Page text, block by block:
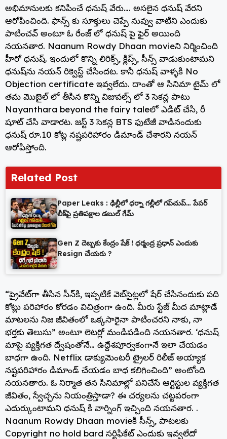
అభిమానులకు కనిపించే ధనుష్ వేరు…. అసలైన ధనుష్ వేరని
ఆరోపించింది. ఫాన్స్ కు సూక్తులు చెప్పే నువ్వు వాటిని ఎందుకు
పాటించవ్ అంటూ ఓ రేంజ్ లో ధనుష్ పై ఫైర్ అయింది
నయనతార. Naanum Rowdy Dhaan movieని నిర్మించింది
హీరో ధనుష్. ఇందులో కొన్ని లిరిక్స్, క్లిప్స్, సీన్స్‌ వాడుకుంటామని
ధనుష్‌ను నయన్ రిక్వెస్ట్ చేసిందట. కానీ ధనుష్ వాళ్ళకి No
Objection certificate ఇవ్వలేదు. దాంతో ఆ సినిమా టైమ్ లో
తమ మొబైల్ లో తీసిన కొన్ని విజువల్స్ లో 3 సెకన్ల పాటు
Nayanthara beyond the fairy taleలో ఎడిట్ చేసి, రీ
షూట్ చేసి వాడారట. జస్ట్ 3 సెకన్ల BTS ఫుటేజీ వాడినందుకు
ధనుష్ రూ.10 కోట్ల నష్టపరిహారం డిమాండ్ చేశారని నయన్
ఆరోపిస్తోంది.
Related Post
Paper Leaks : ఢిల్లీలో ధర్నా గల్లీలో గప్‌చుప్… పేపర్
లీక్‌పై ప్రతిపక్షాల డబుల్ గేమ్
Gen Z దెబ్బకు కేంద్రం షేక్ ! ధర్మంద్ర ప్రధాన్ ఎందుకు
Resign చేయరు ?
“ప్రైవేట్‌గా తీసిన సీన్‌కి, ఇప్పటికే వెబ్‌సైట్లలో షేర్ చేసినందుకు పది
కోట్లు పరిహారం కోరడం విచిత్రంగా ఉంది. మీరు స్టేజ్ మీద మాట్లాడే
మాటలను నిజ జీవితంలో ఒక్కసారైనా పాటించరని నాకు, నా
భర్తకు తెలుసు” అంటూ లెటర్లో మండిపడింది నయనతార. ‘ధనుష్
మాపై వ్యక్తిగత ద్వేషంతోనే… ఉద్దేశపూర్వకంగానే ఇలా చేయడం
బాధగా ఉంది. Netflix డాక్యుమెంటరీ ట్రైలర్ రిలీజ్ అయ్యాక
నష్టపరిహారం డిమాండ్ చేయడం బాధ కలిగించింది” అంటోంది
నయనతారు. ఓ నిర్మాత తన సినిమాల్లో పనిచేసే ఆర్టిస్టుల వ్యక్తిగత
జీవితం, స్వేచ్ఛను నియంత్రిస్తాడా? ఈ చర్యలను చట్టపరంగా
ఎదుర్కుంటామని ధనుష్ కి వార్నింగ్ ఇచ్చింది నయనతార. .
Naanum Rowdy Dhaan movieకి సీన్స్, పాటలకు
Copyright no hold bard సర్టిఫికేట్ ఎందుకు ఇవ్వలేదో